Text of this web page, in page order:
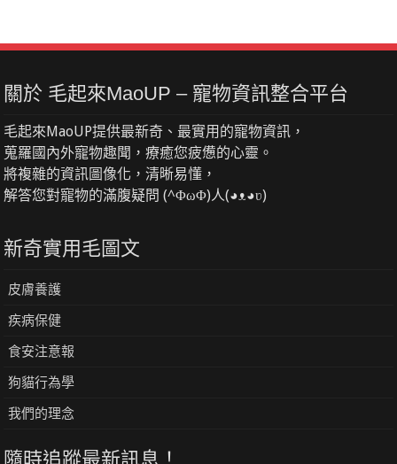
關於 毛起來MaoUP – 寵物資訊整合平台
毛起來MaoUP提供最新奇、最實用的寵物資訊，
蒐羅國內外寵物趣聞，療癒您疲憊的心靈。
將複雜的資訊圖像化，清晰易懂，
解答您對寵物的滿腹疑問 (^ΦωΦ)人(◕ᴥ◕ʋ)
新奇實用毛圖文
皮膚養護
疾病保健
食安注意報
狗貓行為學
我們的理念
隨時追蹤最新訊息！